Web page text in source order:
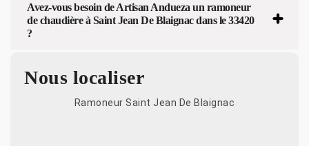
Avez-vous besoin de Artisan Andueza un ramoneur
de chaudière à Saint Jean De Blaignac dans le 33420
?
Nous localiser
Ramoneur Saint Jean De Blaignac